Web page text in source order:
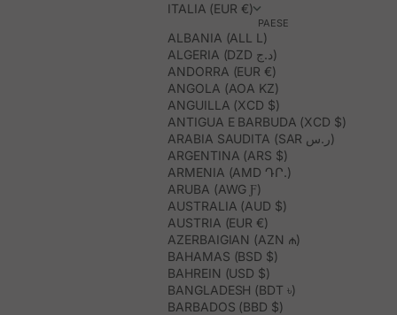
ITALIA (EUR €)
PAESE
ALBANIA (ALL L)
ALGERIA (DZD د.ج)
ANDORRA (EUR €)
ANGOLA (AOA KZ)
ANGUILLA (XCD $)
ANTIGUA E BARBUDA (XCD $)
ARABIA SAUDITA (SAR ر.س)
ARGENTINA (ARS $)
ARMENIA (AMD ԴՐ.)
ARUBA (AWG Ƒ)
AUSTRALIA (AUD $)
AUSTRIA (EUR €)
AZERBAIGIAN (AZN ₼)
BAHAMAS (BSD $)
BAHREIN (USD $)
BANGLADESH (BDT ৳)
BARBADOS (BBD $)